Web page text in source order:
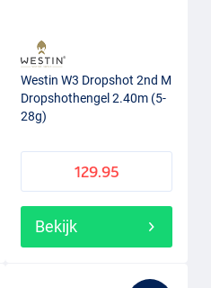
Westin W3 Dropshot 2nd M
Dropshothengel 2.40m (5-
28g)
129.95
Bekijk